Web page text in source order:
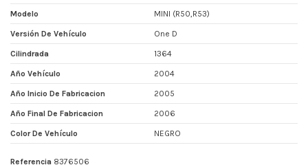
Modelo MINI (R50,R53)
Versión De Vehículo One D
Cilindrada 1364
Año Vehículo 2004
Año Inicio De Fabricacion 2005
Año Final De Fabricacion 2006
Color De Vehículo NEGRO
Referencia 8376506